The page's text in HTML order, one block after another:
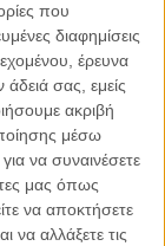
που
διαφημίσεις
έρευνα
άδειά σας, εμείς
ακριβή
μέσω
να συναινέσετε
μας όπως
να αποκτήσετε
να αλλάξετε τις
του παιδιού